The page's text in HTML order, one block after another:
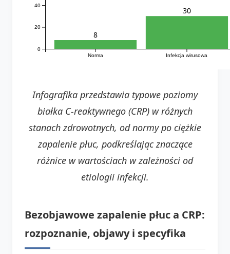
Norma Infekcja wirusowa
0
20
40
8
30
Infografika przedstawia typowe poziomy
białka C-reaktywnego (CRP) w różnych
stanach zdrowotnych, od normy po ciężkie
zapalenie płuc, podkreślając znaczące
różnice w wartościach w zależności od
etiologii infekcji.
Bezobjawowe zapalenie płuc a CRP:
rozpoznanie, objawy i specyfika